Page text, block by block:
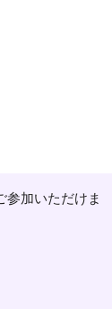
参加いただけま